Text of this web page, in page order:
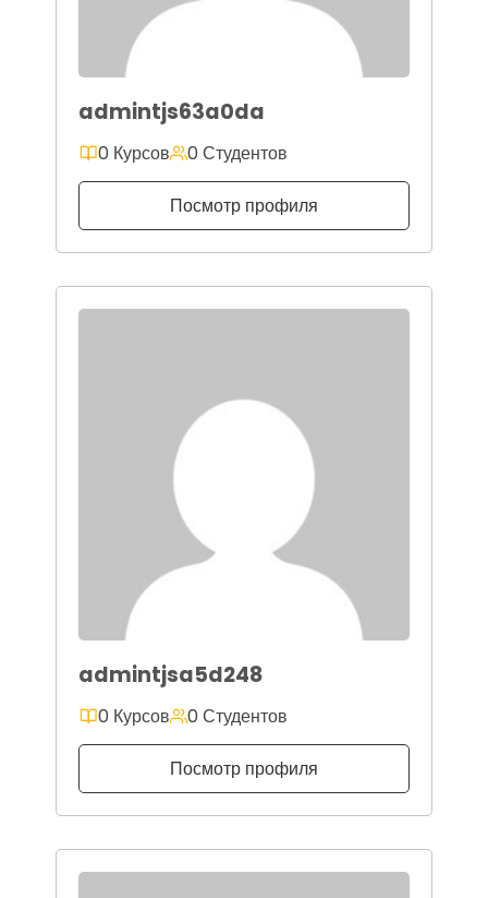
admintjs63a0da
0 Курсов 0 Студентов
Посмотр профиля
admintjsa5d248
0 Курсов 0 Студентов
Посмотр профиля